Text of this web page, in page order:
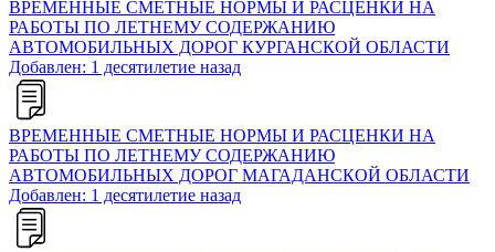
ВРЕМЕННЫЕ СМЕТНЫЕ НОРМЫ И РАСЦЕНКИ НА
РАБОТЫ ПО ЛЕТНЕМУ СОДЕРЖАНИЮ
АВТОМОБИЛЬНЫХ ДОРОГ КУРГАНСКОЙ ОБЛАСТИ
Добавлен: 1 десятилетие назад
ВРЕМЕННЫЕ СМЕТНЫЕ НОРМЫ И РАСЦЕНКИ НА
РАБОТЫ ПО ЛЕТНЕМУ СОДЕРЖАНИЮ
АВТОМОБИЛЬНЫХ ДОРОГ МАГАДАНСКОЙ ОБЛАСТИ
Добавлен: 1 десятилетие назад